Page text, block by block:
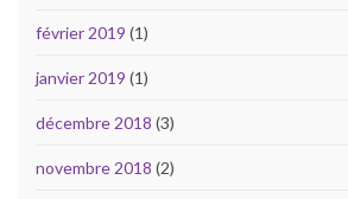
février 2019 (1)
janvier 2019 (1)
décembre 2018 (3)
novembre 2018 (2)